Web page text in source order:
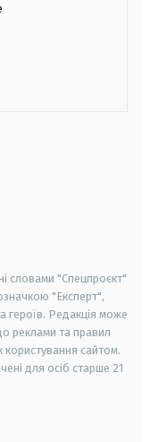
словами "Спецпроєкт"
"Експерт",
героїв. Редакція може
реклами та правил
сайтом.
для осіб старше 21